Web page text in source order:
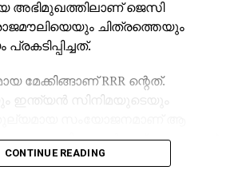
അഭിമുഖത്തിലാണ് ജെസി
ചിത്രത്തെയും
മേക്കിങ്ങാണ് RRR ന്റെത്.
ഇന്ത്യന്‍ സിനിമയുടെയും
അമേരിക്കക്കാര്‍ ഇല്ലെന്നതാണ്
– ജെസി ഐസന്‍ബെര്‍ഗ് പറഞ്ഞു.
CONTINUE READING